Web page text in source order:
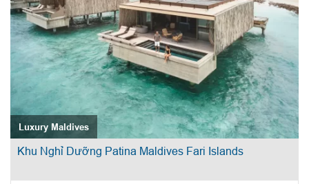
Luxury Maldives
Khu Nghỉ Dưỡng Patina Maldives Fari Islands